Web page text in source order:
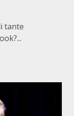
tante